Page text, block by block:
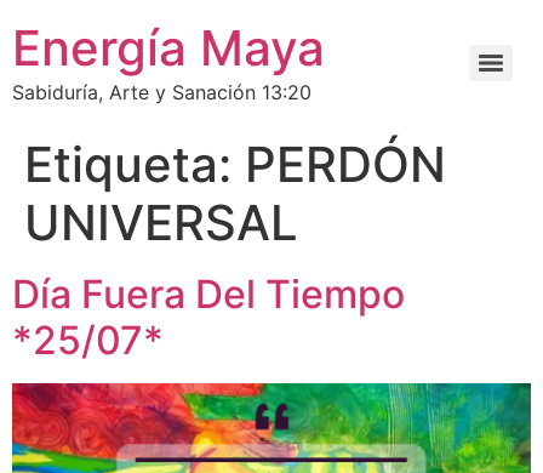
Energía Maya
Sabiduría, Arte y Sanación 13:20
Etiqueta: PERDÓN
UNIVERSAL
Día Fuera Del Tiempo
*25/07*